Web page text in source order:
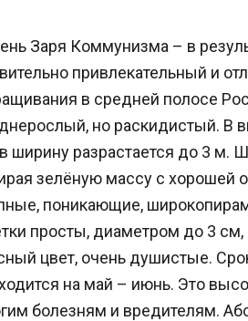
Заря Коммунизма – в
привлекательный и
в средней полосе
но раскидистый. В
ширину разрастается до 3 м.
зелёную массу с хорошей
поникающие,
просты, диаметром до 3
цвет, очень душистые.
на май – июнь. Это
болезням и вредителям.